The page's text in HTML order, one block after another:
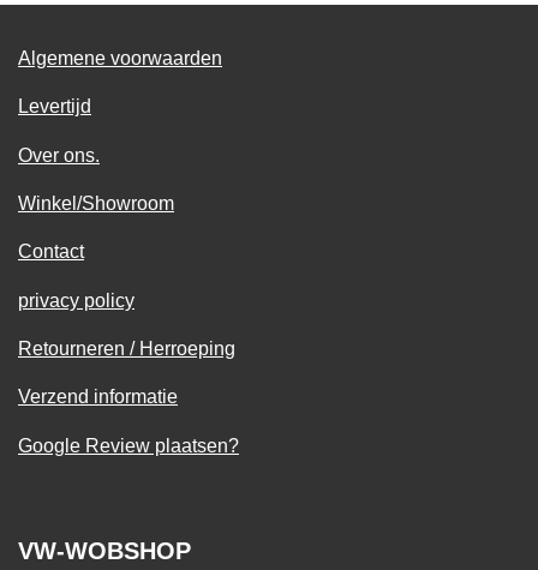
Algemene voorwaarden
Levertijd
Over ons.
Winkel/Showroom
Contact
privacy policy
Retourneren / Herroeping
Verzend informatie
Google Review plaatsen?
VW-WOBSHOP